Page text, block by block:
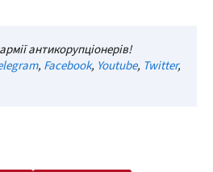
антикорупціонерів!
, Facebook, Youtube, Twitter,